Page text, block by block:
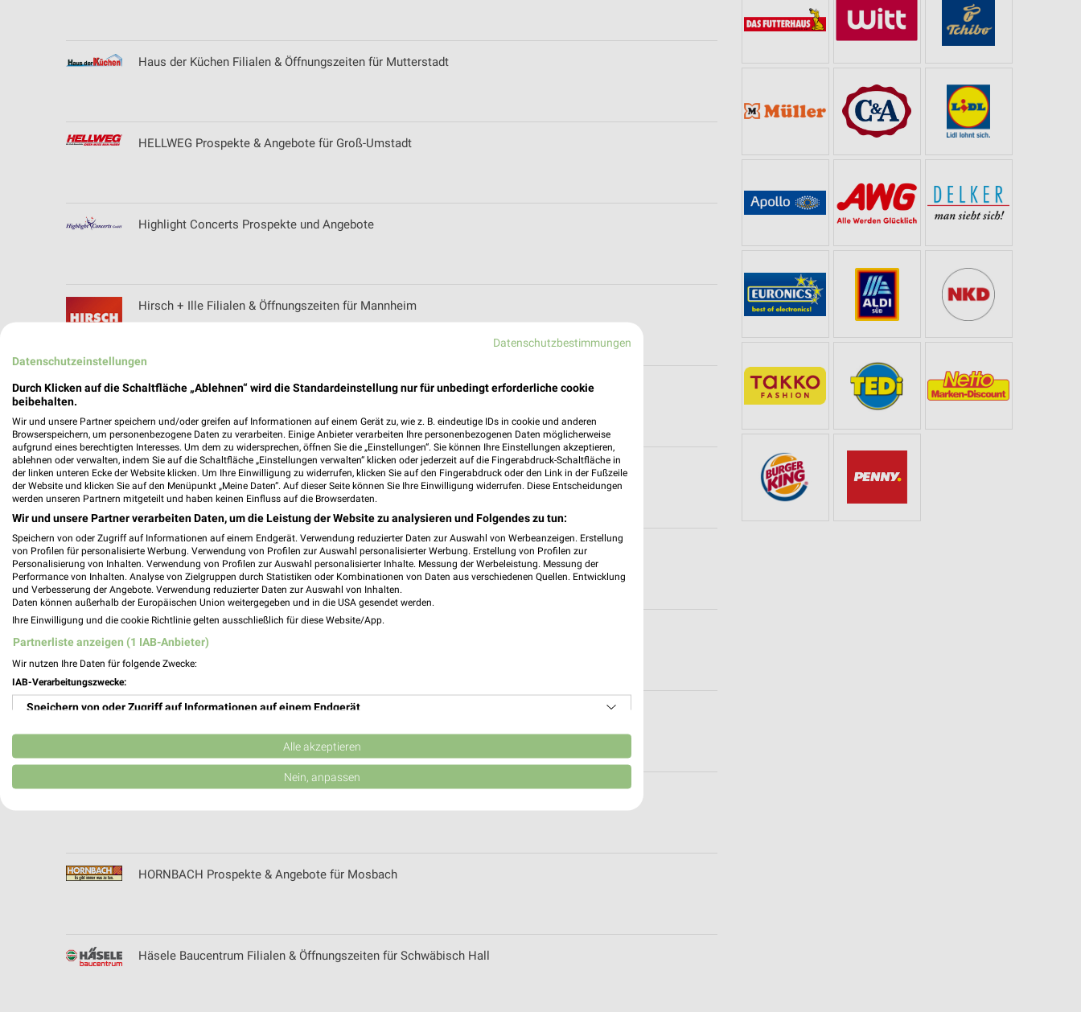
Haus der Küchen Filialen & Öffnungszeiten für Mutterstadt
HELLWEG Prospekte & Angebote für Groß-Umstadt
Highlight Concerts Prospekte und Angebote
Hirsch + Ille Filialen & Öffnungszeiten für Mannheim
HKL BAUMASCHINEN Prospekte & Angebote für Heilbronn
Hoffmann Schreinerei Filialen & Öffnungszeiten für Eisingen
hofmeister Katalog und Prospekte für Heilbronn
Holz-Hauff Filialen & Öffnungszeiten für Leingarten
HolzLand Prospekte & Angebote für Oberstenfeld
Holz Ulrich Filialen & Öffnungszeiten für Stuttgart
HORNBACH Prospekte & Angebote für Mosbach
Häsele Baucentrum Filialen & Öffnungszeiten für Schwäbisch Hall
Datenschutzbestimmungen
Datenschutzeinstellungen
Durch Klicken auf die Schaltfläche „Ablehnen“ wird die Standardeinstellung nur für unbedingt erforderliche cookie
beibehalten.
Wir und unsere Partner speichern und/oder greifen auf Informationen auf einem Gerät zu, wie z. B. eindeutige IDs in cookie und anderen
Browserspeichern, um personenbezogene Daten zu verarbeiten. Einige Anbieter verarbeiten Ihre personenbezogenen Daten möglicherweise
aufgrund eines berechtigten Interesses. Um dem zu widersprechen, öffnen Sie die „Einstellungen“. Sie können Ihre Einstellungen akzeptieren,
ablehnen oder verwalten, indem Sie auf die Schaltfläche „Einstellungen verwalten“ klicken oder jederzeit auf die Fingerabdruck-Schaltfläche in
der linken unteren Ecke der Website klicken. Um Ihre Einwilligung zu widerrufen, klicken Sie auf den Fingerabdruck oder den Link in der Fußzeile
der Website und klicken Sie auf den Menüpunkt „Meine Daten“. Auf dieser Seite können Sie Ihre Einwilligung widerrufen. Diese Entscheidungen
werden unseren Partnern mitgeteilt und haben keinen Einfluss auf die Browserdaten.
Wir und unsere Partner verarbeiten Daten, um die Leistung der Website zu analysieren und Folgendes zu tun:
Speichern von oder Zugriff auf Informationen auf einem Endgerät. Verwendung reduzierter Daten zur Auswahl von Werbeanzeigen. Erstellung
von Profilen für personalisierte Werbung. Verwendung von Profilen zur Auswahl personalisierter Werbung. Erstellung von Profilen zur
Personalisierung von Inhalten. Verwendung von Profilen zur Auswahl personalisierter Inhalte. Messung der Werbeleistung. Messung der
Performance von Inhalten. Analyse von Zielgruppen durch Statistiken oder Kombinationen von Daten aus verschiedenen Quellen. Entwicklung
und Verbesserung der Angebote. Verwendung reduzierter Daten zur Auswahl von Inhalten.
Daten können außerhalb der Europäischen Union weitergegeben und in die USA gesendet werden.
Ihre Einwilligung und die cookie Richtlinie gelten ausschließlich für diese Website/App.
Partnerliste anzeigen (1 IAB-Anbieter)
Wir nutzen Ihre Daten für folgende Zwecke:
IAB-Verarbeitungszwecke:
Speichern von oder Zugriff auf Informationen auf einem Endgerät
Verwendung reduzierter Daten zur Auswahl von Werbeanzeigen
Erstellung von Profilen für personalisierte Werbung
Verwendung von Profilen zur Auswahl personalisierter Inhalte
Analyse von Zielgruppen durch Statistiken oder Kombinationen von Daten aus verschiedenen
Alle akzeptieren
Nein, anpassen